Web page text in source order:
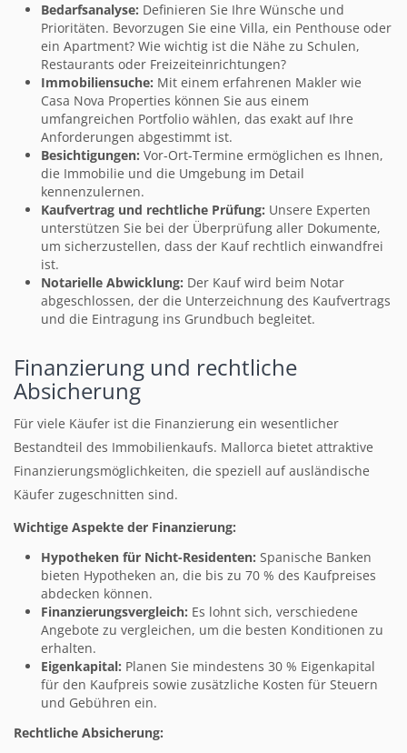
Bedarfsanalyse: Definieren Sie Ihre Wünsche und
Prioritäten. Bevorzugen Sie eine Villa, ein Penthouse oder
ein Apartment? Wie wichtig ist die Nähe zu Schulen,
Restaurants oder Freizeiteinrichtungen?
Immobiliensuche: Mit einem erfahrenen Makler wie
Casa Nova Properties können Sie aus einem
umfangreichen Portfolio wählen, das exakt auf Ihre
Anforderungen abgestimmt ist.
Besichtigungen: Vor-Ort-Termine ermöglichen es Ihnen,
die Immobilie und die Umgebung im Detail
kennenzulernen.
Kaufvertrag und rechtliche Prüfung: Unsere Experten
unterstützen Sie bei der Überprüfung aller Dokumente,
um sicherzustellen, dass der Kauf rechtlich einwandfrei
ist.
Notarielle Abwicklung: Der Kauf wird beim Notar
abgeschlossen, der die Unterzeichnung des Kaufvertrags
und die Eintragung ins Grundbuch begleitet.
Finanzierung und rechtliche
Absicherung
Für viele Käufer ist die Finanzierung ein wesentlicher
Bestandteil des Immobilienkaufs. Mallorca bietet attraktive
Finanzierungsmöglichkeiten, die speziell auf ausländische
Käufer zugeschnitten sind.
Wichtige Aspekte der Finanzierung:
Hypotheken für Nicht-Residenten: Spanische Banken
bieten Hypotheken an, die bis zu 70 % des Kaufpreises
abdecken können.
Finanzierungsvergleich: Es lohnt sich, verschiedene
Angebote zu vergleichen, um die besten Konditionen zu
erhalten.
Eigenkapital: Planen Sie mindestens 30 % Eigenkapital
für den Kaufpreis sowie zusätzliche Kosten für Steuern
und Gebühren ein.
Rechtliche Absicherung: